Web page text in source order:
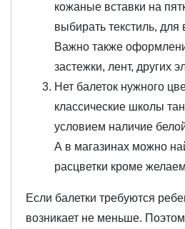
кожаные вставки на
выбирать текстиль, для
Важно также
застежки, лент, других
Нет балеток нужного
классические школы
условием наличие
А в магазинах можно
расцветки кроме
Если балетки требуются
возникает не меньше.